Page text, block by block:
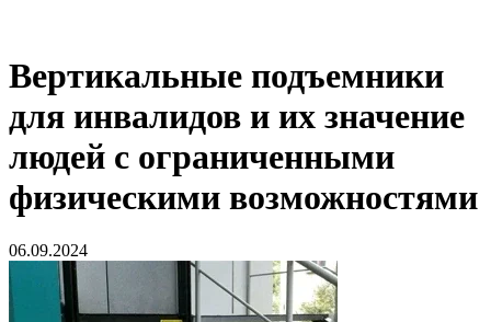
Вертикальные подъемники
для инвалидов и их значение
людей с ограниченными
физическими возможностями
06.09.2024